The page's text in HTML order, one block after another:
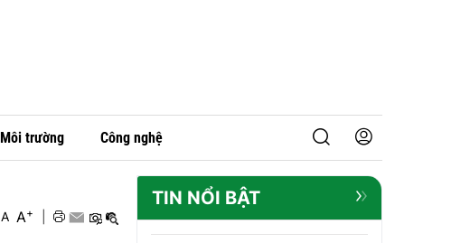
Môi trường Công nghệ
A A+
TIN NỔI BẬT